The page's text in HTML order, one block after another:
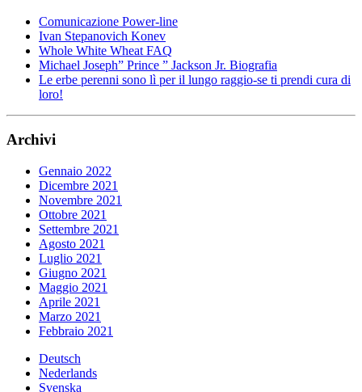
Comunicazione Power-line
Ivan Stepanovich Konev
Whole White Wheat FAQ
Michael Joseph” Prince ” Jackson Jr. Biografia
Le erbe perenni sono lì per il lungo raggio-se ti prendi cura di
loro!
Archivi
Gennaio 2022
Dicembre 2021
Novembre 2021
Ottobre 2021
Settembre 2021
Agosto 2021
Luglio 2021
Giugno 2021
Maggio 2021
Aprile 2021
Marzo 2021
Febbraio 2021
Deutsch
Nederlands
Svenska